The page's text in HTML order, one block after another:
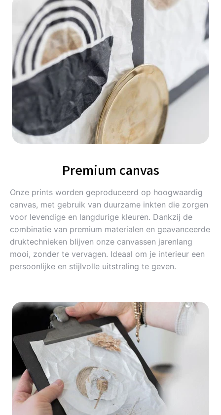
Premium canvas
Onze prints worden geproduceerd op hoogwaardig
canvas, met gebruik van duurzame inkten die zorgen
voor levendige en langdurige kleuren. Dankzij de
combinatie van premium materialen en geavanceerde
druktechnieken blijven onze canvassen jarenlang
mooi, zonder te vervagen. Ideaal om je interieur een
persoonlijke en stijlvolle uitstraling te geven.